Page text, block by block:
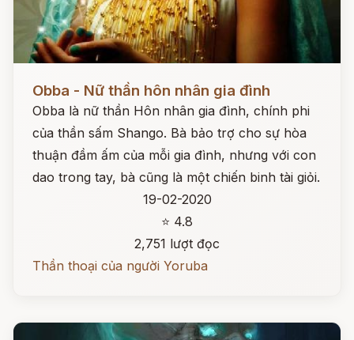
Obba - Nữ thần hôn nhân gia đình
Obba là nữ thần Hôn nhân gia đình, chính phi
của thần sấm Shango. Bà bảo trợ cho sự hòa
thuận đầm ấm của mỗi gia đình, nhưng với con
dao trong tay, bà cũng là một chiến binh tài giỏi.
19-02-2020
⭐ 4.8
2,751 lượt đọc
Thần thoại của người Yoruba